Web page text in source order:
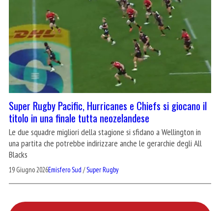
Super Rugby Pacific, Hurricanes e Chiefs si giocano il
titolo in una finale tutta neozelandese
Le due squadre migliori della stagione si sfidano a Wellington in
una partita che potrebbe indirizzare anche le gerarchie degli All
Blacks
19 Giugno 2026Emisfero Sud /Super Rugby